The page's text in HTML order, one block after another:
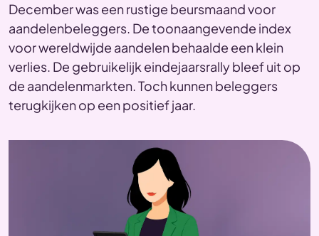
December was een rustige beursmaand voor
aandelenbeleggers. De toonaangevende index
voor wereldwijde aandelen behaalde een klein
verlies. De gebruikelijk eindejaarsrally bleef uit op
de aandelenmarkten. Toch kunnen beleggers
terugkijken op een positief jaar.